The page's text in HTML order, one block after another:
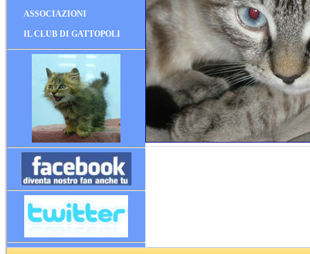
ASSOCIAZIONI
IL CLUB DI GATTOPOLI